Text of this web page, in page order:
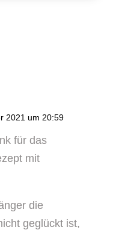
2021 um 20:59
für das
mit
die
geglückt ist,